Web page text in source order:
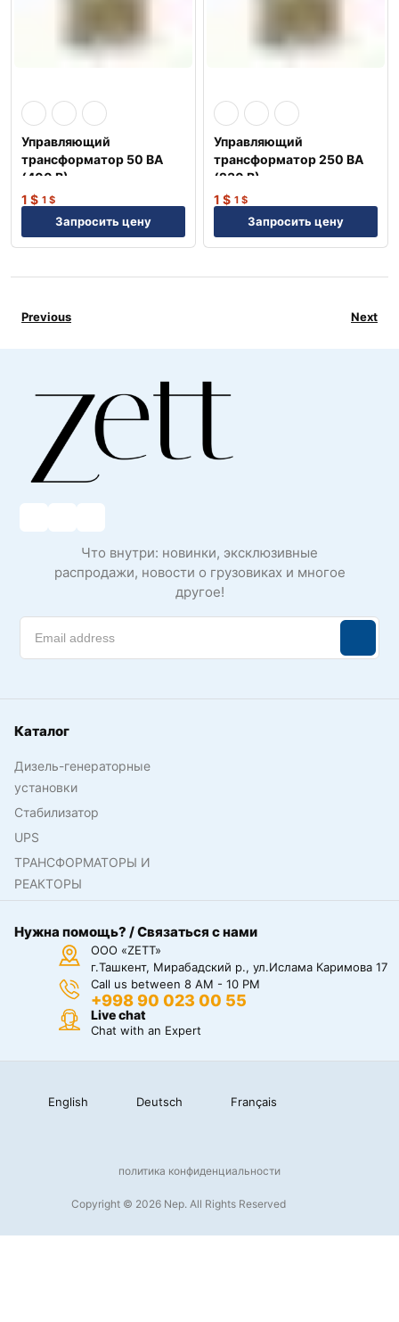
Управляющий
трансформатор 50 ВА
(400 В) —
Профессиональное
оборудование NEP
1 $ 1 $
Запросить цену
Управляющий
трансформатор 250 ВА
(230 В) —
Профессиональное
оборудование NEP
1 $ 1 $
Запросить цену
Previous Next
Что внутри: новинки, эксклюзивные
распродажи, новости о грузовиках и многое
другое!
Каталог
Дизель-генераторные
установки
Стабилизатор
UPS
ТРАНСФОРМАТОРЫ И
РЕАКТОРЫ
Нужна помощь? / Связаться с нами
ООО «ZETT»
г.Ташкент, Мирабадский р., ул.Ислама Каримова 17
Call us between 8 AM - 10 PM
+998 90 023 00 55
Live chat
Chat with an Expert
English Deutsch Français
Copyright © 2026 Nep. All Rights Reserved
политика конфиденциальности